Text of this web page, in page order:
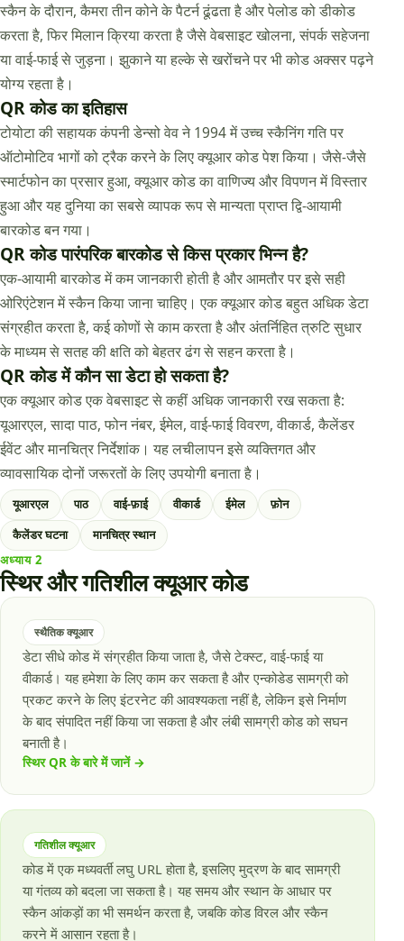
स्कैन के दौरान, कैमरा तीन कोने के पैटर्न ढूंढता है और पेलोड को डीकोड
करता है, फिर मिलान क्रिया करता है जैसे वेबसाइट खोलना, संपर्क सहेजना
या वाई-फाई से जुड़ना। झुकाने या हल्के से खरोंचने पर भी कोड अक्सर पढ़ने
योग्य रहता है।
QR कोड का इतिहास
टोयोटा की सहायक कंपनी डेन्सो वेव ने 1994 में उच्च स्कैनिंग गति पर
ऑटोमोटिव भागों को ट्रैक करने के लिए क्यूआर कोड पेश किया। जैसे-जैसे
स्मार्टफोन का प्रसार हुआ, क्यूआर कोड का वाणिज्य और विपणन में विस्तार
हुआ और यह दुनिया का सबसे व्यापक रूप से मान्यता प्राप्त द्वि-आयामी
बारकोड बन गया।
QR कोड पारंपरिक बारकोड से किस प्रकार भिन्न है?
एक-आयामी बारकोड में कम जानकारी होती है और आमतौर पर इसे सही
ओरिएंटेशन में स्कैन किया जाना चाहिए। एक क्यूआर कोड बहुत अधिक डेटा
संग्रहीत करता है, कई कोणों से काम करता है और अंतर्निहित त्रुटि सुधार
के माध्यम से सतह की क्षति को बेहतर ढंग से सहन करता है।
QR कोड में कौन सा डेटा हो सकता है?
एक क्यूआर कोड एक वेबसाइट से कहीं अधिक जानकारी रख सकता है:
यूआरएल, सादा पाठ, फोन नंबर, ईमेल, वाई-फाई विवरण, वीकार्ड, कैलेंडर
ईवेंट और मानचित्र निर्देशांक। यह लचीलापन इसे व्यक्तिगत और
व्यावसायिक दोनों जरूरतों के लिए उपयोगी बनाता है।
यूआरएल पाठ वाई-फ़ाई वीकार्ड ईमेल
फ़ोन
कैलेंडर घटना
मानचित्र स्थान
अध्याय 2
स्थिर और गतिशील क्यूआर कोड
स्थैतिक क्यूआर
डेटा सीधे कोड में संग्रहीत किया जाता है, जैसे टेक्स्ट, वाई-फाई या
वीकार्ड। यह हमेशा के लिए काम कर सकता है और एन्कोडेड सामग्री को
प्रकट करने के लिए इंटरनेट की आवश्यकता नहीं है, लेकिन इसे निर्माण
के बाद संपादित नहीं किया जा सकता है और लंबी सामग्री कोड को सघन
बनाती है।
स्थिर QR के बारे में जानें→
गतिशील क्यूआर
कोड में एक मध्यवर्ती लघु URL होता है, इसलिए मुद्रण के बाद सामग्री
या गंतव्य को बदला जा सकता है। यह समय और स्थान के आधार पर
स्कैन आंकड़ों का भी समर्थन करता है, जबकि कोड विरल और स्कैन
करने में आसान रहता है।